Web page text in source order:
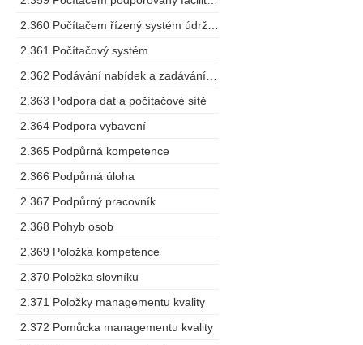
2.361 Počítačový systém
2.363 Podpora dat a počítačové sítě
2.364 Podpora vybavení
2.365 Podpůrná kompetence
2.366 Podpůrná úloha
2.367 Podpůrný pracovník
2.368 Pohyb osob
2.369 Položka kompetence
2.370 Položka slovníku
2.371 Položky managementu kvality
2.372 Pomůcka managementu kvality